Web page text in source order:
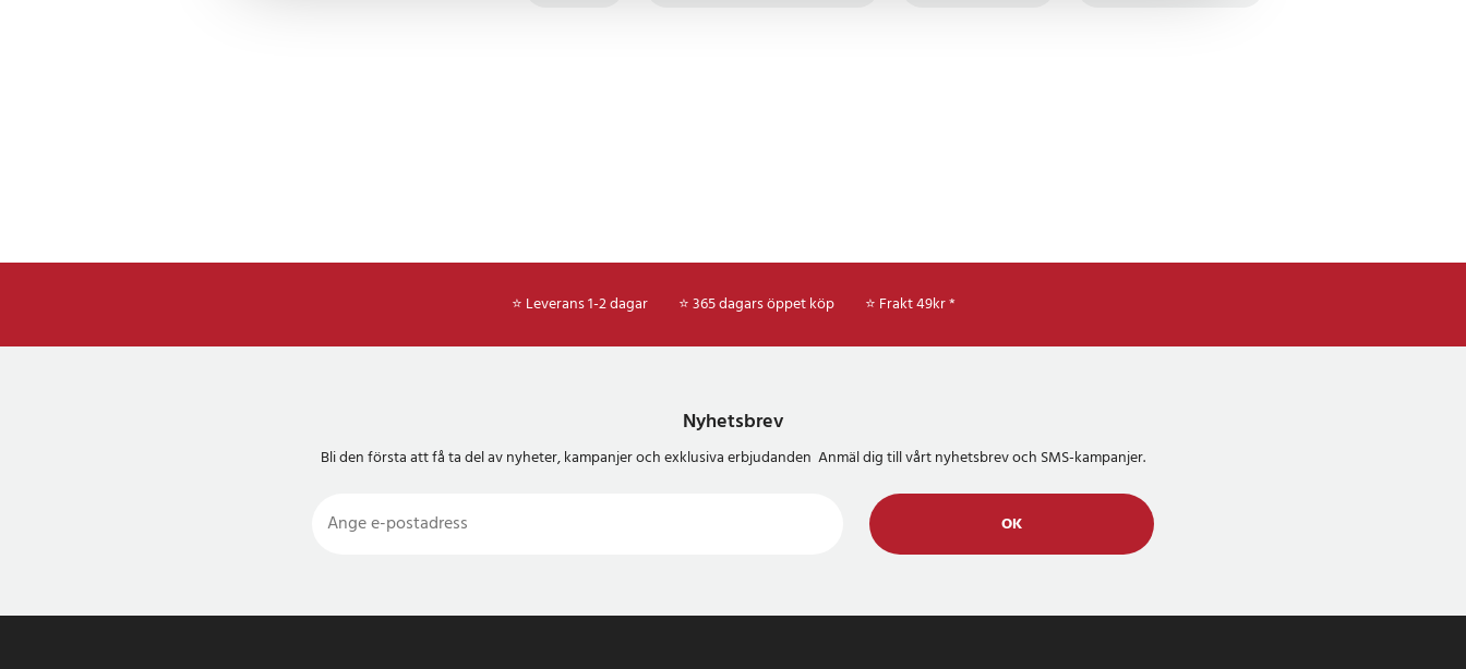
⭐ Leverans 1-2 dagar ⭐ 365 dagars öppet köp ⭐ Frakt 49kr *
Nyhetsbrev
Bli den första att få ta del av nyheter, kampanjer och exklusiva erbjudanden Anmäl dig till vårt nyhetsbrev och SMS-kampanjer.
OK